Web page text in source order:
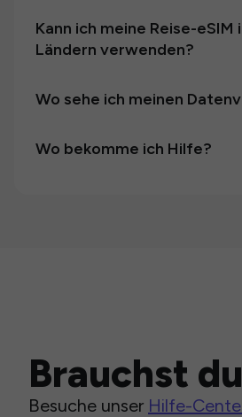
Kann ich meine Reise-eSIM
Ländern verwenden?
Wo sehe ich meinen
Wo bekomme ich Hilfe?
Brauchst
Besuche unser Hilfe-